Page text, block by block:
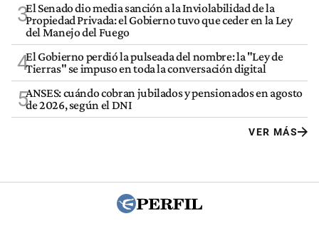
3El Senado dio media sanción a la Inviolabilidad de la
Propiedad Privada: el Gobierno tuvo que ceder en la Ley
del Manejo del Fuego
4El Gobierno perdió la pulseada del nombre: la "Ley de
Tierras" se impuso en toda la conversación digital
5ANSES: cuándo cobran jubilados y pensionados en agosto
de 2026, según el DNI
VER MÁS